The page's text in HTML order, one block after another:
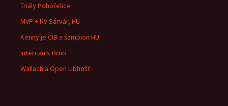
Triály Pohořelice
MVP + KV Sárvár, HU
Kenny je CIB a šampion HU
Intercanis Brno
Wallachia Open Libhošť